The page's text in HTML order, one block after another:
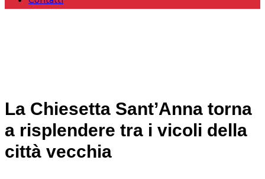
La Chiesetta Sant’Anna torna
a risplendere tra i vicoli della
città vecchia